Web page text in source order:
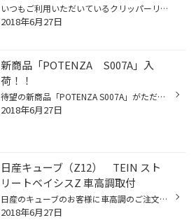
いつもご利用いただいているクリッパーリオのお客様。 今年1月に納車されて以降、ハイペースで様々なパーツのお取り付けをさせていただいております。 本当に毎度ありがとうございます。 先月にはインテリアパネルの取り付けを行いました。 車内がとても綺麗にイメージチェンジできましたが、一つだ...
2018年6月27日
新商品「POTENZA S007A」入
荷！！
待望の新商品「POTENZA S007A」がただいま続々入荷中です！ 久しぶりの新商品とあって、7月1日の発売を前にすでに多くのお客様よりご予約をいただいております。 新しいカタログも先日届きましたので、興味がある方はぜひご来店ください！ 「POTENZA S007A」は7月1日発売開始です！！
2018年6月27日
日産キューブ（Z12） TEIN スト
リートベイシスZ 車高調取付
日産のキューブのお客様に車高調のご注文をいただきました。 ご注文いただいたのは「TEIN STREET BASIS 車高調」です。 コンパクトカーですし、車に乗る機会があまり多くないそうで、当初はノーマルでそのまま乗っていようと思っていたそうですが、20年ほど前には車を色々とドレスアップされていた...
2018年6月27日